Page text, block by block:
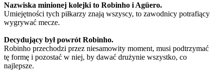
Nazwiska minionej kolejki to Robinho i Agüero.
Umiejętności tych piłkarzy znają wszyscy, to zawodnicy potrafiący
wygrywać mecze.
Decydujący był powrót Robinho.
Robinho przechodzi przez niesamowity moment, musi podtrzymać
tę formę i pozostać w niej, by dawać drużynie wszystko, co
najlepsze.